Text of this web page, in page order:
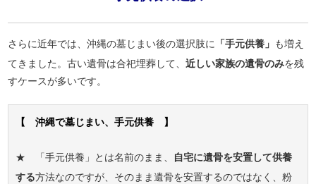
さらに近年では、沖縄の墓じまい後の選択肢に 「手元供養」 も増え
てきました。古い遺骨は合祀埋葬して、近しい家族の遺骨のみを残
すケースが多いです。
【 沖縄で墓じまい、手元供養 】
★ 「手元供養」とは名前のまま、
自宅に遺骨を安置して供養
する方法なのですが、そのまま遺骨を安置するのではなく、粉